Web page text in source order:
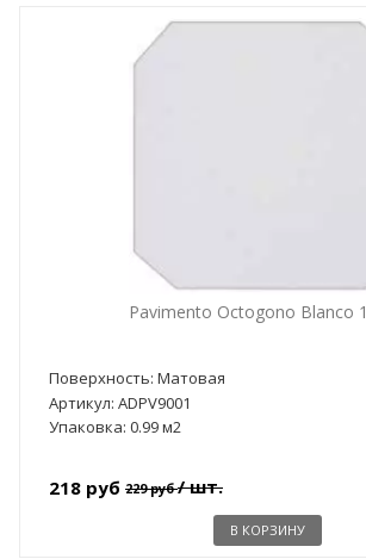
Pavimento Octogono Blanco
Поверхность: Матовая
Артикул: ADPV9001
Упаковка: 0.99 м2
218 руб 229 руб/ шт.
В КОРЗИНУ